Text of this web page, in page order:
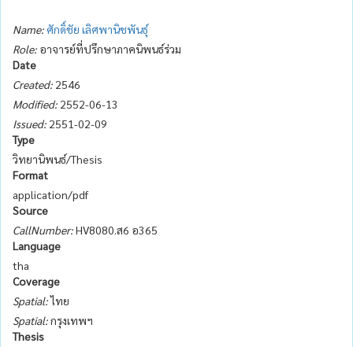
Name: ศักดิ์ชัย เลิศพานิชพันธุ์
Role: อาจารย์ที่ปรึกษาภาคนิพนธ์ร่วม
Date
Created: 2546
Modified: 2552-06-13
Issued: 2551-02-09
Type
วิทยานิพนธ์/Thesis
Format
application/pdf
Source
CallNumber:HV8080.ส6 อ365
Language
tha
Coverage
Spatial:ไทย
Spatial:กรุงเทพฯ
Thesis